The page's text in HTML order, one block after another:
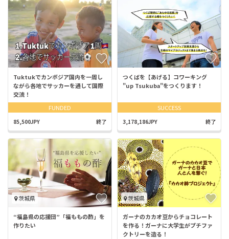
Tuktukでカンボジア国内を一周し
ながら各地でサッカーを通して国際
交流！
FUNDED
85,500JPY 終了
つくばを【あげる】コワーキング
"up Tsukuba"をつくります！
SUCCESS
3,178,186JPY 終了
茨城県
“福島県の応援団”「福ももの酢」を
作りたい
茨城県
ガーナのカカオ豆からチョコレート
を作る！ガーナに大学生がプチファ
クトリーを造る！